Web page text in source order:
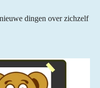
dingen over zichzelf